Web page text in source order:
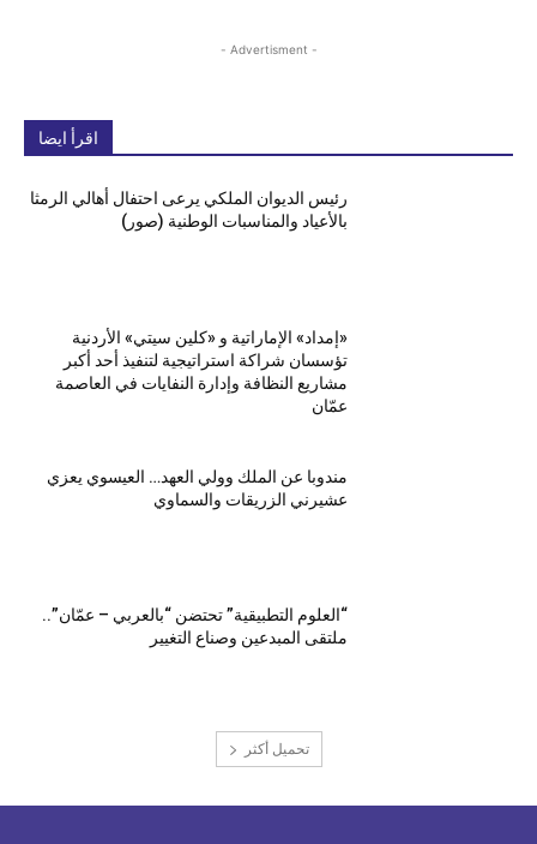
- Advertisment -
اقرأ ايضا
رئيس الديوان الملكي يرعى احتفال أهالي الرمثا
بالأعياد والمناسبات الوطنية (صور)
«إمداد» الإماراتية و «كلين سيتي» الأردنية
تؤسسان شراكة استراتيجية لتنفيذ أحد أكبر
مشاريع النظافة وإدارة النفايات في العاصمة
عمّان
مندوبا عن الملك وولي العهد… العيسوي يعزي
عشيرني الزريقات والسماوي
“العلوم التطبيقية” تحتضن “بالعربي – عمّان”..
ملتقى المبدعين وصناع التغيير
تحميل أكثر